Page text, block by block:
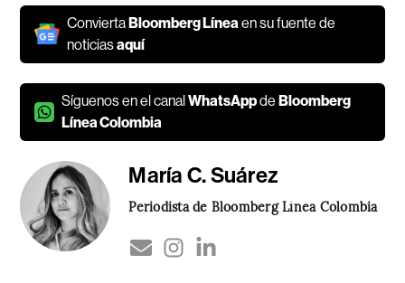
ConviertaBloomberg Línea en su fuente de
noticiasaquí
Síguenos en el canalWhatsAppdeBloomberg
Línea Colombia
María C. Suárez
Periodista de Bloomberg Línea Colombia